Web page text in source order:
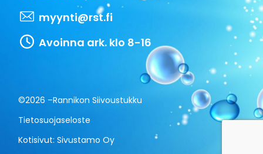
myynti@rst.fi
Avoinna ark. klo 8-16
©2026 –Rannikon Siivoustukku
Tietosuojaseloste
Kotisivut:Sivustamo Oy